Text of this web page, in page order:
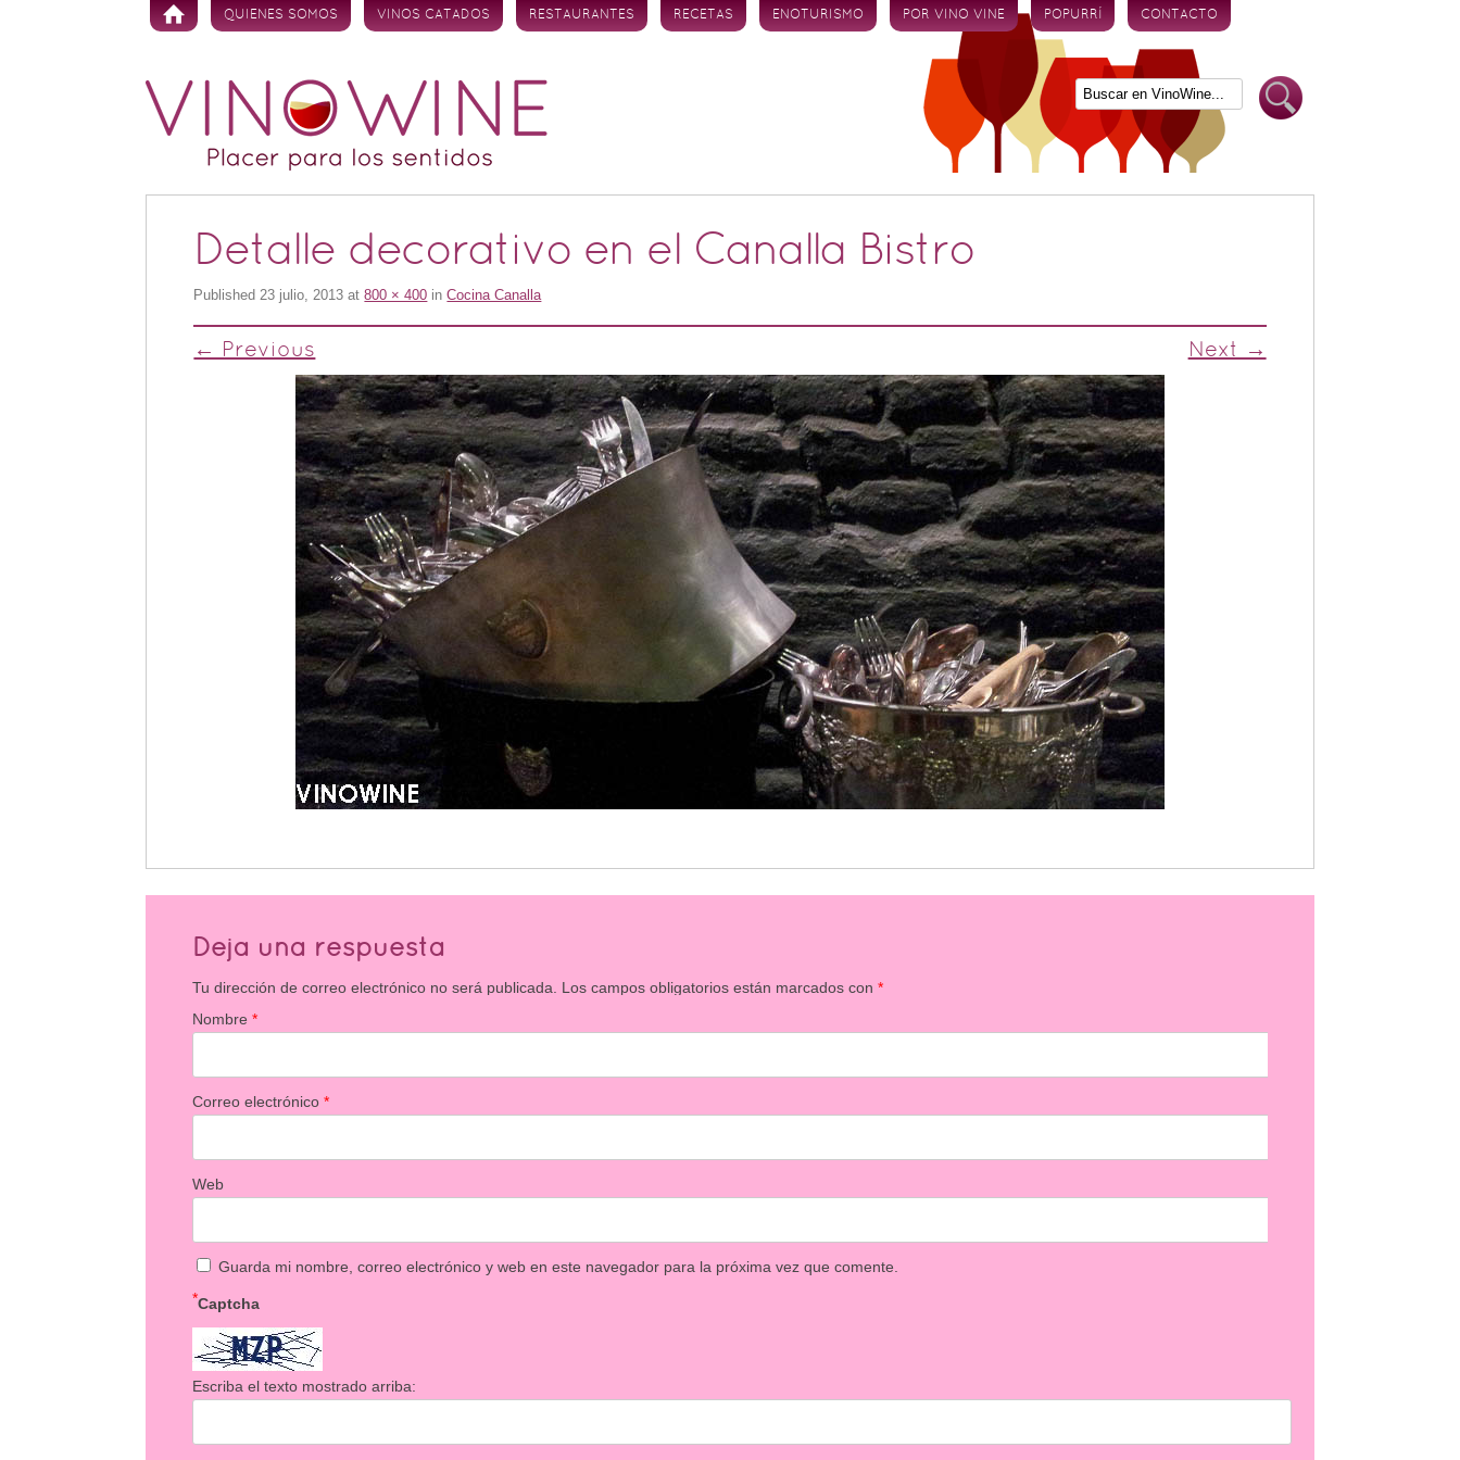
Skip to content
QUIENES SOMOS VINOS CATADOS RESTAURANTES RECETAS ENOTURISMO POR VINO VINE POPURRÍ CONTACTO
Detalle decorativo en el Canalla Bistro
Published23 julio, 2013 at800 × 400 inCocina Canalla
← Previous Next →
Deja una respuesta
Tu dirección de correo electrónico no será publicada. Los campos obligatorios están marcados con*
Nombre*
Correo electrónico*
Web
Guarda mi nombre, correo electrónico y web en este navegador para la próxima vez que comente.
Captcha
*
Escriba el texto mostrado arriba: